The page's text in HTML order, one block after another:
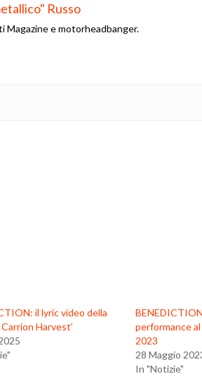
Russo
Magazine e motorheadbanger.
il lyric video della
Carrion Harvest’
performance
2023
28 Maggio
In "Notizie"